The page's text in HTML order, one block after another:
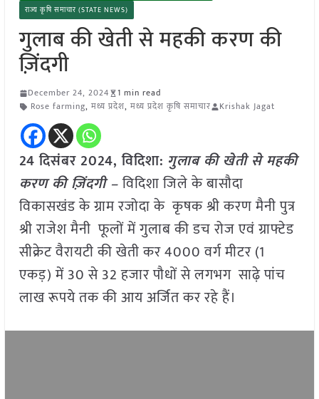
राज्य कृषि समाचार (STATE NEWS)
गुलाब की खेती से महकी करण की
ज़िंदगी
December 24, 2024
1 min read
Rose farming, मध्य प्रदेश, मध्य प्रदेश कृषि समाचार Krishak Jagat
24 दिसंबर 2024, विदिशा: गुलाब की खेती से महकी
करण की ज़िंदगी –विदिशा जिले के बासौदा
विकासखंड के ग्राम रजोदा के कृषक श्री करण मैनी पुत्र
श्री राजेश मैनी फूलों में गुलाब की डच रोज एवं ग्राफ्टेड
सीक्रेट वैरायटी की खेती कर 4000 वर्ग मीटर (1
एकड़) में 30 से 32 हजार पौधों से लगभग साढ़े पांच
लाख रूपये तक की आय अर्जित कर रहे हैं।